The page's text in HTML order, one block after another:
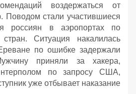
воздержаться от
Поводом стали участившиеся
россиян в аэропортах по
Ситуация накалилась
по ошибке задержали
приняли за хакера,
по запросу США,
уже отбывает наказание